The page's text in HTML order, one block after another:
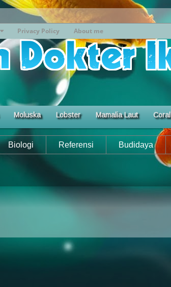
Privacy Policy About me
Moluska Lobster Mamalia Laut Coral
Biologi Referensi Budidaya